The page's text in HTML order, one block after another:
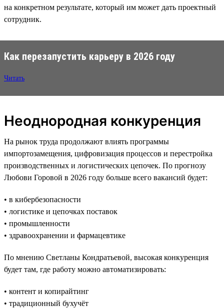
на конкретном результате, который им может дать проектный
сотрудник.
Как перезапустить карьеру в 2026 году
Читать
Неоднородная конкуренция
На рынок труда продолжают влиять программы
импортозамещения, цифровизация процессов и перестройка
производственных и логистических цепочек. По прогнозу
Любови Горовой в 2026 году больше всего вакансий будет:
• в кибербезопасности
• логистике и цепочках поставок
• промышленности
• здравоохранении и фармацевтике
По мнению Светланы Кондратьевой, высокая конкуренция
будет там, где работу можно автоматизировать:
• контент и копирайтинг
• традиционный бухучёт